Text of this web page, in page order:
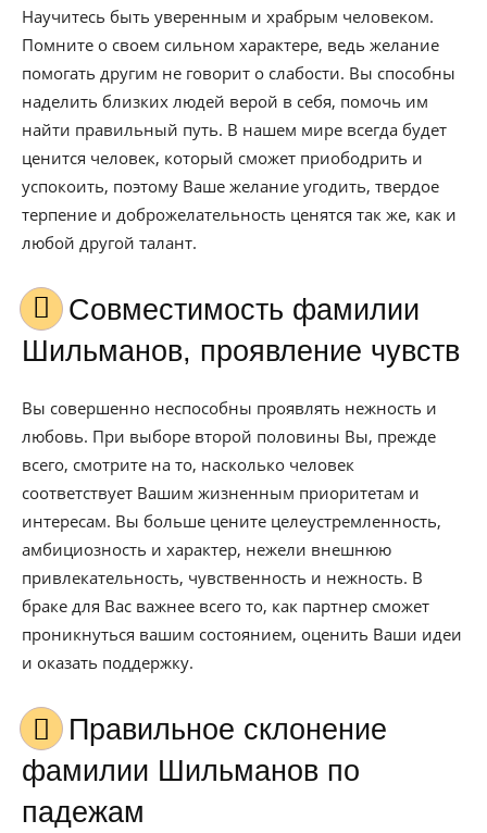
Научитесь быть уверенным и храбрым человеком.
Помните о своем сильном характере, ведь желание
помогать другим не говорит о слабости. Вы способны
наделить близких людей верой в себя, помочь им
найти правильный путь. В нашем мире всегда будет
ценится человек, который сможет приободрить и
успокоить, поэтому Ваше желание угодить, твердое
терпение и доброжелательность ценятся так же, как и
любой другой талант.
Совместимость фамилии
Шильманов, проявление чувств
Вы совершенно неспособны проявлять нежность и
любовь. При выборе второй половины Вы, прежде
всего, смотрите на то, насколько человек
соответствует Вашим жизненным приоритетам и
интересам. Вы больше цените целеустремленность,
амбициозность и характер, нежели внешнюю
привлекательность, чувственность и нежность. В
браке для Вас важнее всего то, как партнер сможет
проникнуться вашим состоянием, оценить Ваши идеи
и оказать поддержку.
Правильное склонение
фамилии Шильманов по
падежам